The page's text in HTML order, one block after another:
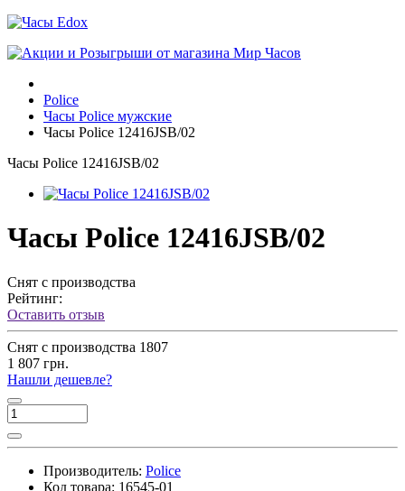
Police
Часы Police мужские
Часы Police 12416JSB/02
Часы Police 12416JSB/02
Часы Police 12416JSB/02
Снят с производства
Рейтинг:
Оставить отзыв
Снят с производства 1807
1 807 грн.
Нашли дешевле?
Производитель: Police
Код товара: 16545-01